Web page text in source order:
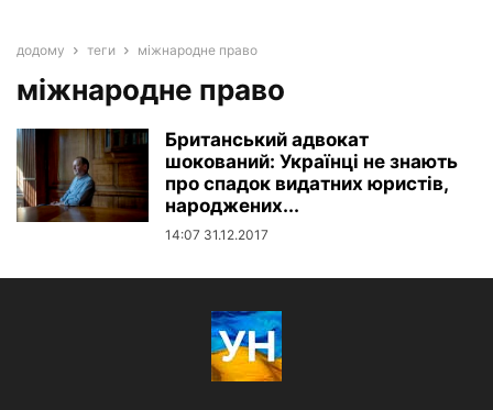
додому теги міжнародне право
міжнародне право
Британський адвокат
шокований: Українці не знають
про спадок видатних юристів,
народжених...
14:07 31.12.2017